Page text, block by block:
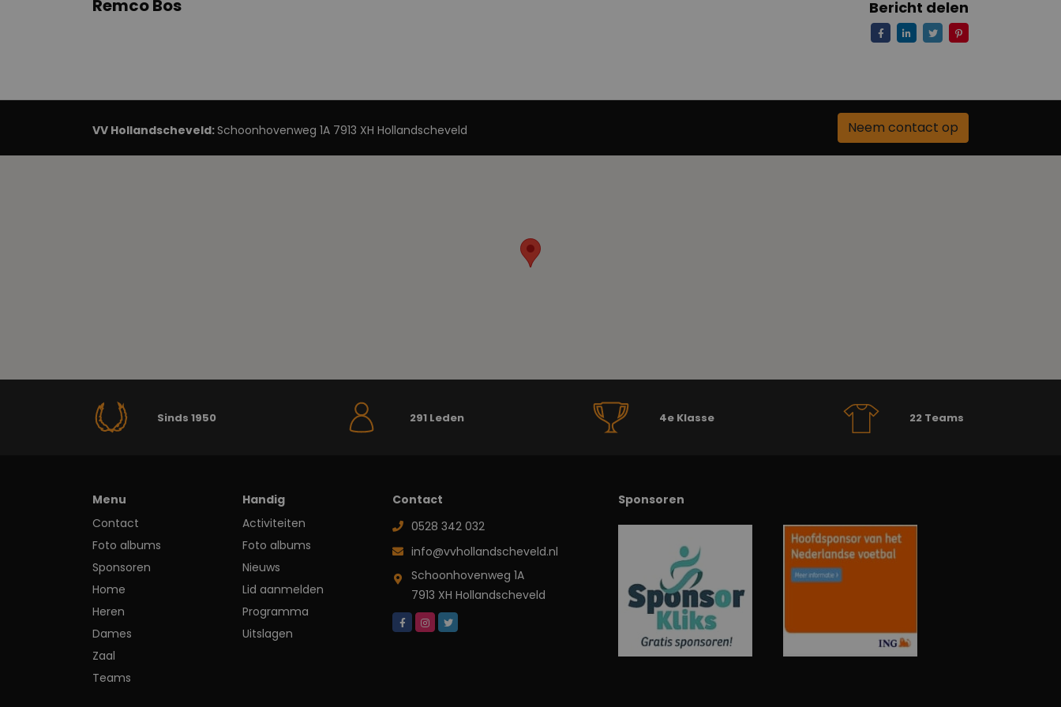
Remco Bos Bericht delen
VV Hollandscheveld:Schoonhovenweg 1A 7913 XH Hollandscheveld Neem contact op
Sinds 1950 291 Leden 4e Klasse 22 Teams
Menu
Contact
Foto albums
Sponsoren
Home
Heren
Dames
Zaal
Teams
Handig
Activiteiten
Foto albums
Nieuws
Lid aanmelden
Programma
Uitslagen
Contact
0528 342 032
info@vvhollandscheveld.nl
Schoonhovenweg 1A
7913 XH Hollandscheveld
Sponsoren